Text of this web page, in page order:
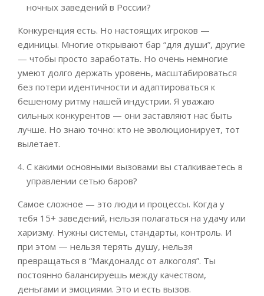
ночных заведений в России?
Конкуренция есть. Но настоящих игроков —
единицы. Многие открывают бар “для души”, другие
— чтобы просто заработать. Но очень немногие
умеют долго держать уровень, масштабироваться
без потери идентичности и адаптироваться к
бешеному ритму нашей индустрии. Я уважаю
сильных конкурентов — они заставляют нас быть
лучше. Но знаю точно: кто не эволюционирует, тот
вылетает.
С какими основными вызовами вы сталкиваетесь в
управлении сетью баров?
Самое сложное — это люди и процессы. Когда у
тебя 15+ заведений, нельзя полагаться на удачу или
харизму. Нужны системы, стандарты, контроль. И
при этом — нельзя терять душу, нельзя
превращаться в “Макдоналдс от алкоголя”. Ты
постоянно балансируешь между качеством,
деньгами и эмоциями. Это и есть вызов.